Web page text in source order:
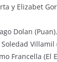
y Elizabet
Dolan (Puan).
Villamil
Francella (El